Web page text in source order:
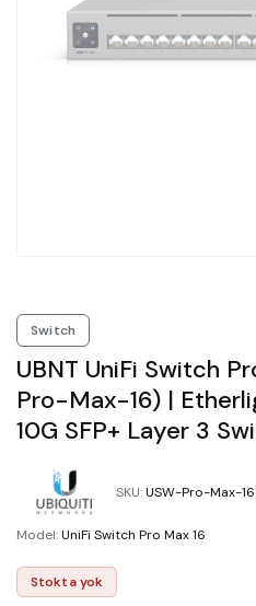
Switch
UBNT UniFi Switch
Pro-Max-16) |
10G SFP+ Layer 3
SKU:USW-Pro-Max-16
Model:UniFi Switch Pro Max 16
Stokta yok